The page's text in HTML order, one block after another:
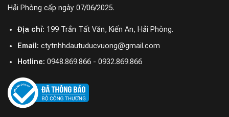
Hải Phòng cấp ngày 07/06/2025.
Địa chỉ: 199 Trần Tất Văn, Kiến An, Hải Phòng.
Email: ctytnhhdautuducvuong@gmail.com
Hotline: 0948.869.866 - 0932.869.866